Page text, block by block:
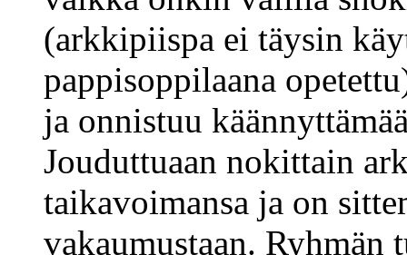
(arkkipiispa ei täysin
pappisoppilaana
ja onnistuu
Jouduttuaan nokittain
taikavoimansa ja on
vakaumustaan.